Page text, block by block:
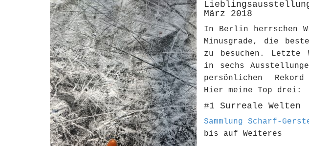
März 2018
In Berlin herrschen
Minusgrade, die
zu besuchen. Letzte
in sechs
persönlichen
Hier meine Top drei:
#1 Surreale Welten
Sammlung Scharf-
bis auf Weiteres